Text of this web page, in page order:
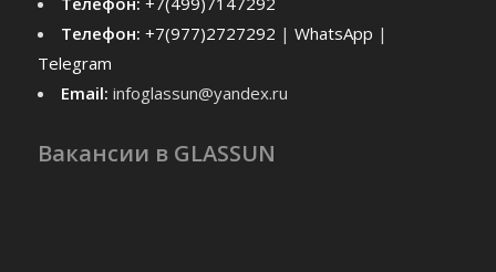
Телефон: +7(977)2727292 | WhatsApp |
Telegram
Email: infoglassun@yandex.ru
Вакансии в GLASSUN